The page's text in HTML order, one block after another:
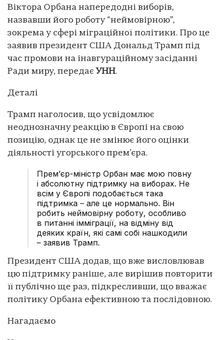
Віктора Орбана напередодні виборів,
назвавши його роботу “неймовірною”,
зокрема у сфері міграційної політики. Про це
заявив президент США Дональд Трамп під
час промови на інавгураційному засіданні
Ради миру, передає УНН.
Деталі
Трамп наголосив, що усвідомлює
неоднозначну реакцію в Європі на свою
позицію, однак це не змінює його оцінки
діяльності угорського прем’єра.
Прем’єр-міністр Орбан має мою повну
і абсолютну підтримку на виборах. Не
всім у Європі подобається така
підтримка – але це нормально. Він
робить неймовірну роботу, особливо
в питанні імміграції, на відміну від
деяких країн, які самі собі нашкодили
– заявив Трамп.
Президент США додав, що вже висловлював
цю підтримку раніше, але вирішив повторити
її публічно ще раз, підкресливши, що вважає
політику Орбана ефективною та послідовною.
Нагадаємо